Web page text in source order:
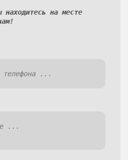
на месте